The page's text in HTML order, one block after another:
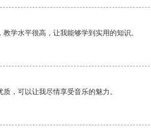
学水平很高，让我能够学到实用的知识。
，可以让我尽情享受音乐的魅力。